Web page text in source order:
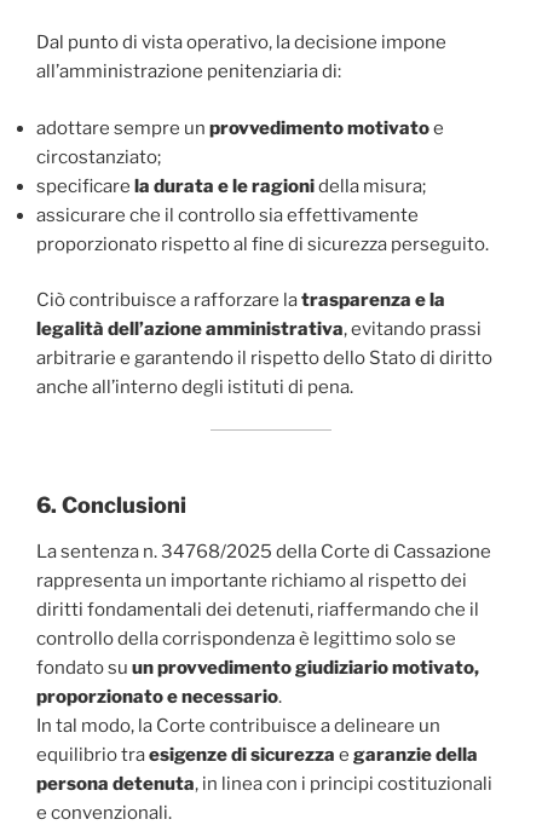
Dal punto di vista operativo, la decisione impone
all’amministrazione penitenziaria di:
adottare sempre un provvedimento motivatoe
circostanziato;
specificare la durata e le ragionidella misura;
assicurare che il controllo sia effettivamente
proporzionato rispetto al fine di sicurezza perseguito.
Ciò contribuisce a rafforzare latrasparenza e la
legalità dell’azione amministrativa, evitando prassi
arbitrarie e garantendo il rispetto dello Stato di diritto
anche all’interno degli istituti di pena.
6. Conclusioni
La sentenza n. 34768/2025 della Corte di Cassazione
rappresenta un importante richiamo al rispetto dei
diritti fondamentali dei detenuti, riaffermando che il
controllo della corrispondenza è legittimo solo se
fondato su un provvedimento giudiziario motivato,
proporzionato e necessario.
In tal modo, la Corte contribuisce a delineare un
equilibrio traesigenze di sicurezza e garanzie della
persona detenuta, in linea con i principi costituzionali
e convenzionali.